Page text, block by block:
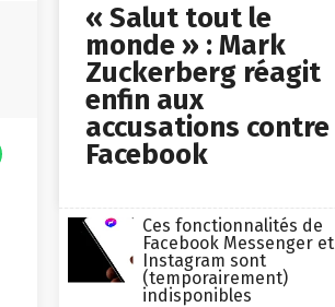
« Salut tout le
monde » : Mark
Zuckerberg réagit
enfin aux
accusations contre
Facebook
Ces fonctionnalités de
Facebook Messenger et
Instagram sont
(temporairement)
indisponibles